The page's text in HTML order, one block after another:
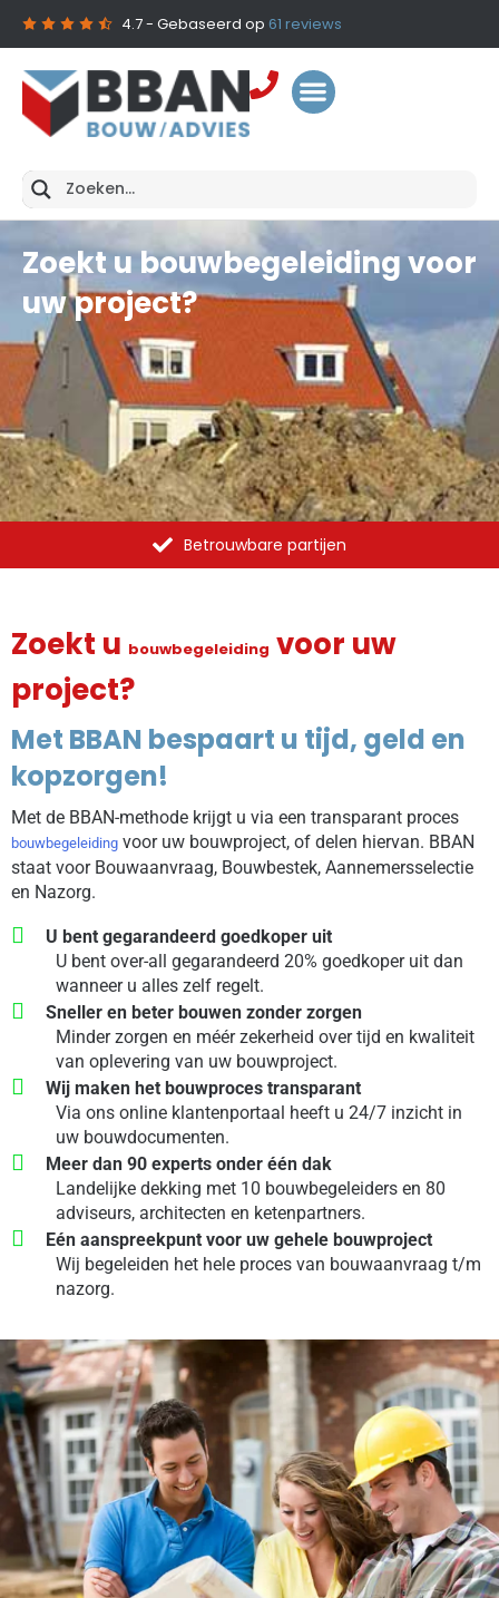
4.7- Gebaseerd op 61 reviews
Zoekt u bouwbegeleiding voor
uw project?
Betrouwbare partijen
Zoekt u bouwbegeleiding voor uw
project?
Met BBAN bespaart u tijd, geld en
kopzorgen!
Met de BBAN-methode krijgt u via een transparant proces
bouwbegeleiding voor uw bouwproject, of delen hiervan. BBAN
staat voor Bouwaanvraag, Bouwbestek, Aannemersselectie
en Nazorg.
U bent gegarandeerd goedkoper uit
U bent over-all gegarandeerd 20% goedkoper uit dan
wanneer u alles zelf regelt.
Sneller en beter bouwen zonder zorgen
Minder zorgen en méér zekerheid over tijd en kwaliteit
van oplevering van uw bouwproject.
Wij maken het bouwproces transparant
Via ons online klantenportaal heeft u 24/7 inzicht in
uw bouwdocumenten.
Meer dan 90 experts onder één dak
Landelijke dekking met 10 bouwbegeleiders en 80
adviseurs, architecten en ketenpartners.
Eén aanspreekpunt voor uw gehele bouwproject
Wij begeleiden het hele proces van bouwaanvraag t/m
nazorg.